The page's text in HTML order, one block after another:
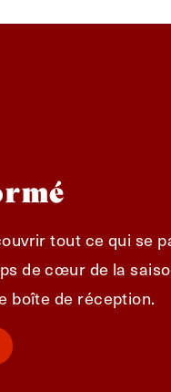
tout ce qui se
de cœur de la
boîte de réception.